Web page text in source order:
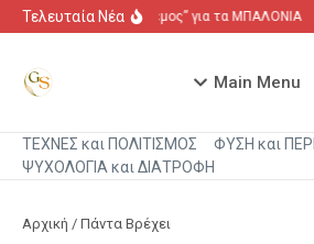
Μετάβαση στο περιεχόμενο
Τελευταία Νέα“Πόλεμος” για τα ΜΠΑΛΟΝΙΑ
Main Menu
ΤΕΧΝΕΣ και ΠΟΛΙΤΙΣΜΟΣ
ΦΥΣΗ και
ΨΥΧΟΛΟΓΙΑ και ΔΙΑΤΡΟΦΗ
Αρχική / Πάντα Βρέχει